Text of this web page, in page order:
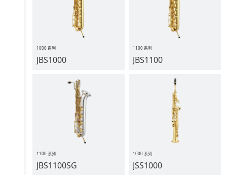
1000 系列
JBS1000
1100 系列
JBS1100
1100 系列
JBS1100SG
1000 系列
JSS1000